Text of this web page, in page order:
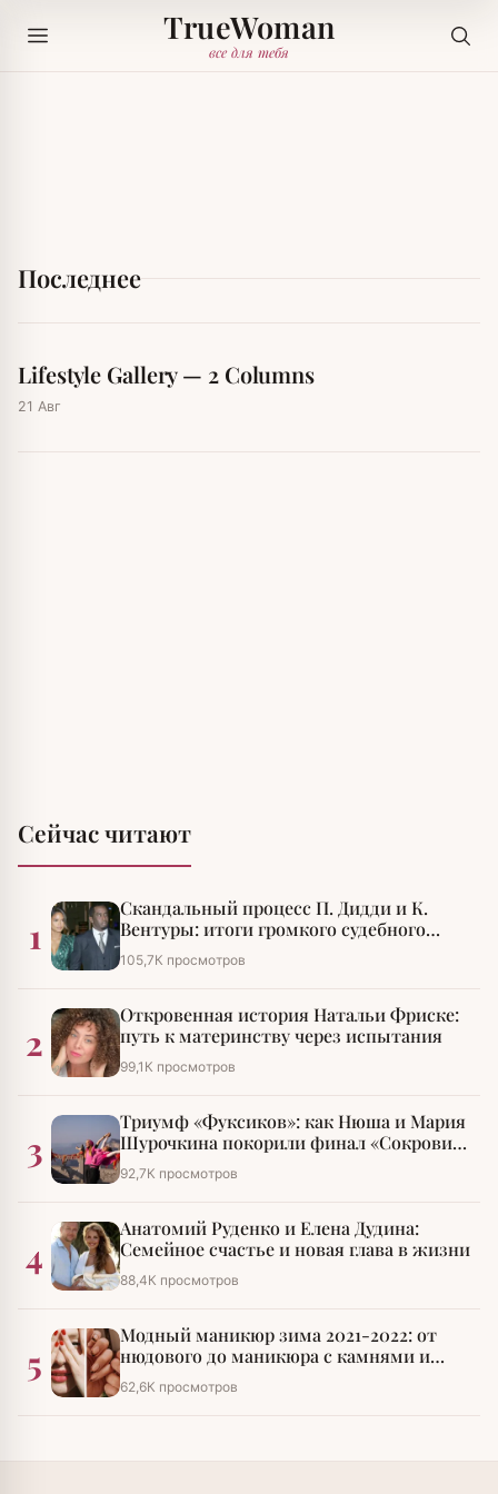
TrueWoman
все для тебя
Последнее
Lifestyle Gallery — 2 Columns
21 Авг
Сейчас читают
1
Скандальный процесс П. Дидди и К.
Вентуры: итоги громкого судебного
разбирательства
105,7К просмотров
2
Откровенная история Натальи Фриске:
путь к материнству через испытания
99,1К просмотров
3
Триумф «Фуксиков»: как Нюша и Мария
Шурочкина покорили финал «Сокровищ
императора»
92,7К просмотров
4
Анатомий Руденко и Елена Дудина:
Семейное счастье и новая глава в жизни
88,4К просмотров
5
Модный маникюр зима 2021-2022: от
нюдового до маникюра с камнями и
стразами
62,6К просмотров